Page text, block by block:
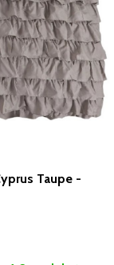
Taupe -